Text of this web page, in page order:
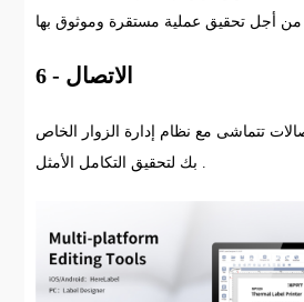
6 - الاتصال
تتماشى مع نظام إدارة الزوار الخاص